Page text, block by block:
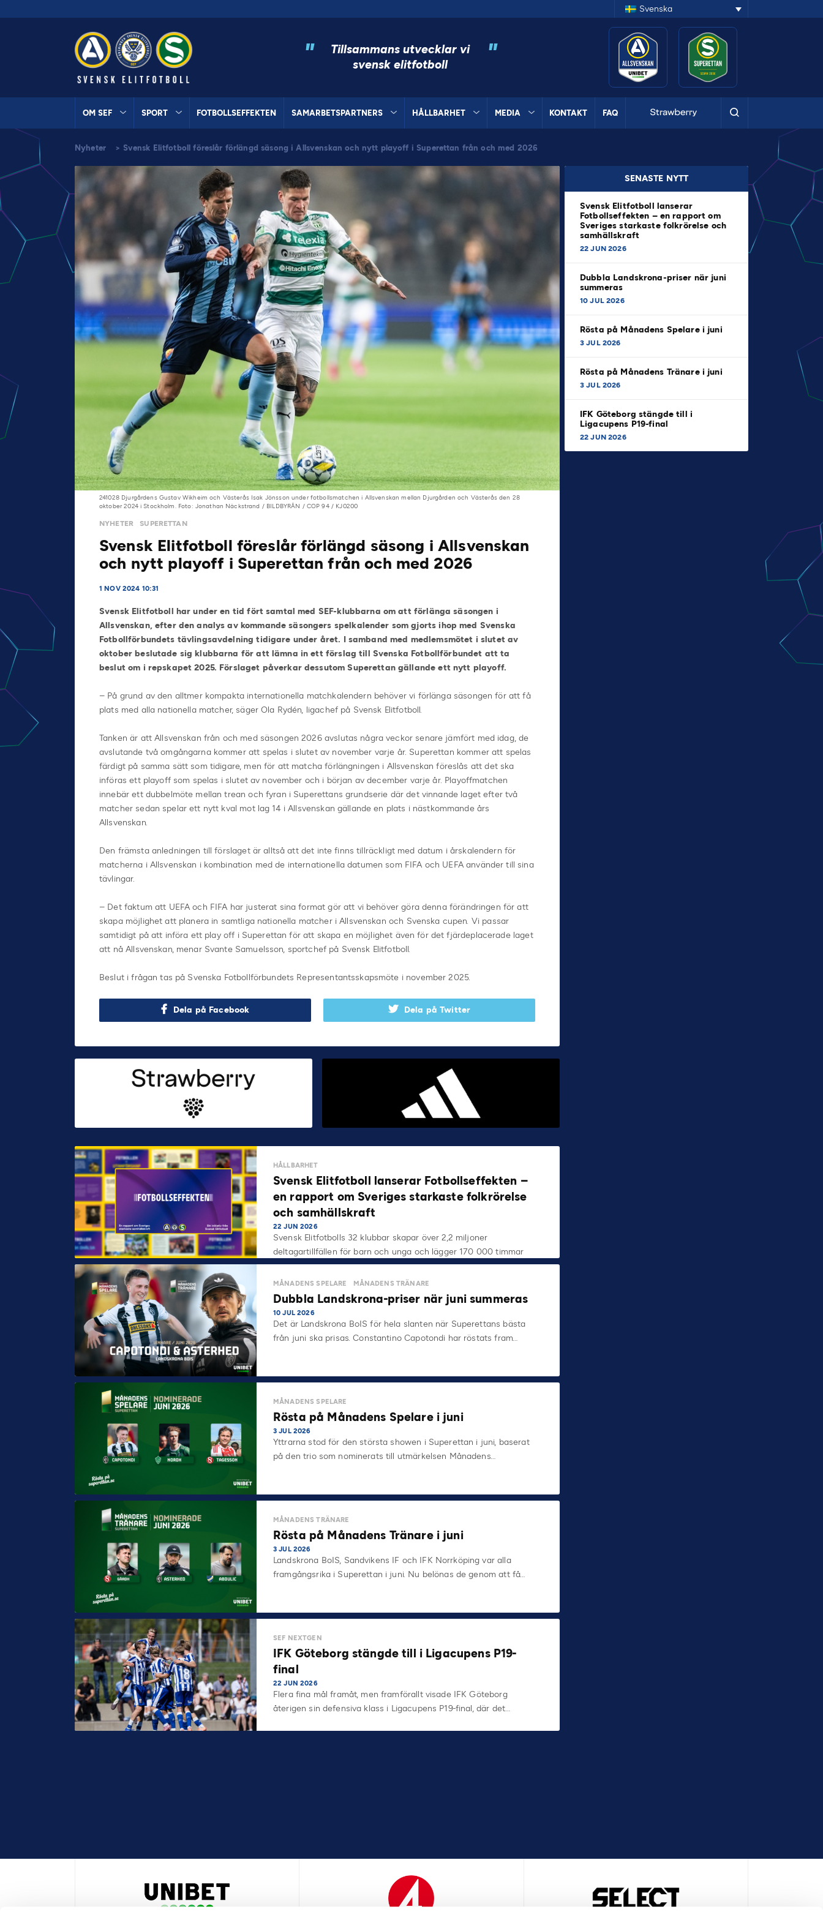
Svenska
"
Tillsammans utvecklar vi
svensk elitfotboll
"
OM SEF SPORT FOTBOLLSEFFEKTEN SAMARBETSPARTNERS HÅLLBARHET MEDIA KONTAKT FAQ
Nyheter > Svensk Elitfotboll föreslår förlängd säsong i Allsvenskan och nytt playoff i Superettan från och med 2026
241028 Djurgårdens Gustav Wikheim och Västerås Isak Jönsson under fotbollsmatchen i Allsvenskan mellan Djurgården och Västerås den 28
oktober 2024 i Stockholm. Foto: Jonathan Näckstrand / BILDBYRÅN / COP 94 / KJ0200
NYHETER SUPERETTAN
Svensk Elitfotboll föreslår förlängd säsong i Allsvenskan
och nytt playoff i Superettan från och med 2026
1 NOV 2024 10:31
Svensk Elitfotboll har under en tid fört samtal med SEF-klubbarna om att förlänga säsongen i
Allsvenskan, efter den analys av kommande säsongers spelkalender som gjorts ihop med Svenska
Fotbollförbundets tävlingsavdelning tidigare under året. I samband med medlemsmötet i slutet av
oktober beslutade sig klubbarna för att lämna in ett förslag till Svenska Fotbollförbundet att ta
beslut om i repskapet 2025. Förslaget påverkar dessutom Superettan gällande ett nytt playoff.
– På grund av den alltmer kompakta internationella matchkalendern behöver vi förlänga säsongen för att få
plats med alla nationella matcher, säger Ola Rydén, ligachef på Svensk Elitfotboll.
Tanken är att Allsvenskan från och med säsongen 2026 avslutas några veckor senare jämfört med idag, de
avslutande två omgångarna kommer att spelas i slutet av november varje år. Superettan kommer att spelas
färdigt på samma sätt som tidigare, men för att matcha förlängningen i Allsvenskan föreslås att det ska
införas ett playoff som spelas i slutet av november och i början av december varje år. Playoffmatchen
innebär ett dubbelmöte mellan trean och fyran i Superettans grundserie där det vinnande laget efter två
matcher sedan spelar ett nytt kval mot lag 14 i Allsvenskan gällande en plats i nästkommande års
Allsvenskan.
Den främsta anledningen till förslaget är alltså att det inte finns tillräckligt med datum i årskalendern för
matcherna i Allsvenskan i kombination med de internationella datumen som FIFA och UEFA använder till sina
tävlingar.
– Det faktum att UEFA och FIFA har justerat sina format gör att vi behöver göra denna förändringen för att
skapa möjlighet att planera in samtliga nationella matcher i Allsvenskan och Svenska cupen. Vi passar
samtidigt på att införa ett play off i Superettan för att skapa en möjlighet även för det fjärdeplacerade laget
att nå Allsvenskan, menar Svante Samuelsson, sportchef på Svensk Elitfotboll.
Beslut i frågan tas på Svenska Fotbollförbundets Representantsskapsmöte i november 2025.
Dela på Facebook Dela på Twitter
SENASTE NYTT
Svensk Elitfotboll lanserar
Fotbollseffekten – en rapport om
Sveriges starkaste folkrörelse och
samhällskraft
22 JUN 2026
Dubbla Landskrona-priser när juni
summeras
10 JUL 2026
Rösta på Månadens Spelare i juni
3 JUL 2026
Rösta på Månadens Tränare i juni
3 JUL 2026
IFK Göteborg stängde till i
Ligacupens P19-final
22 JUN 2026
HÅLLBARHET
Svensk Elitfotboll lanserar Fotbollseffekten –
en rapport om Sveriges starkaste folkrörelse
och samhällskraft
22 JUN 2026
Svensk Elitfotbolls 32 klubbar skapar över 2,2 miljoner
deltagartillfällen för barn och unga och lägger 170 000 timmar
på…
MÅNADENS SPELARE MÅNADENS TRÄNARE
Dubbla Landskrona-priser när juni summeras
10 JUL 2026
Det är Landskrona BoIS för hela slanten när Superettans bästa
från juni ska prisas. Constantino Capotondi har röstats fram…
MÅNADENS SPELARE
Rösta på Månadens Spelare i juni
3 JUL 2026
Yttrarna stod för den största showen i Superettan i juni, baserat
på den trio som nominerats till utmärkelsen Månadens…
MÅNADENS TRÄNARE
Rösta på Månadens Tränare i juni
3 JUL 2026
Landskrona BoIS, Sandvikens IF och IFK Norrköping var alla
framgångsrika i Superettan i juni. Nu belönas de genom att få…
SEF NEXTGEN
IFK Göteborg stängde till i Ligacupens P19-
final
22 JUN 2026
Flera fina mål framåt, men framförallt visade IFK Göteborg
återigen sin defensiva klass i Ligacupens P19-final, där det…